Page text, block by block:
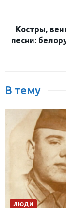
Костры,
песни:
В тему
ЛЮДИ